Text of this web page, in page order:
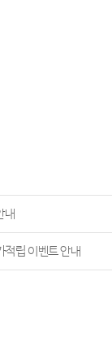
내
적립 이벤트 안내